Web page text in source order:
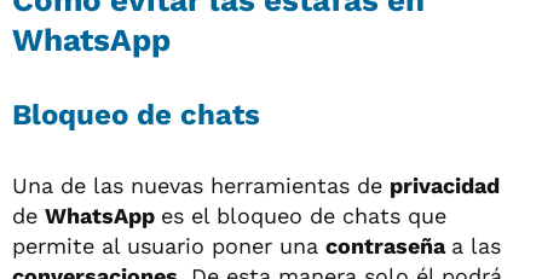
WhatsApp
Bloqueo de chats
Una de las nuevas herramientas de privacidad
de WhatsApp es el bloqueo de chats que
permite al usuario poner una contraseña a las